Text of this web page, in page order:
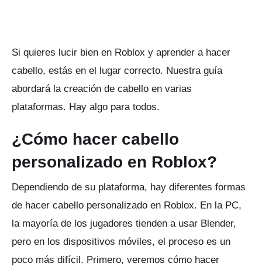
Si quieres lucir bien en Roblox y aprender a hacer
cabello, estás en el lugar correcto. Nuestra guía
abordará la creación de cabello en varias
plataformas. Hay algo para todos.
¿Cómo hacer cabello
personalizado en Roblox?
Dependiendo de su plataforma, hay diferentes formas
de hacer cabello personalizado en Roblox. En la PC,
la mayoría de los jugadores tienden a usar Blender,
pero en los dispositivos móviles, el proceso es un
poco más difícil. Primero, veremos cómo hacer